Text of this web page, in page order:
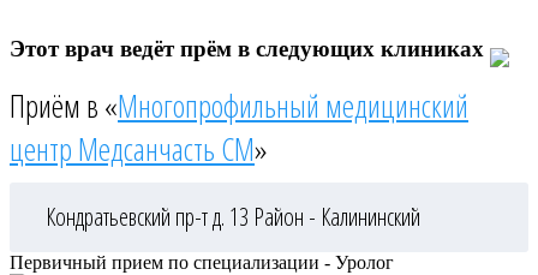
Этот врач ведёт прём в следующих клиниках
Приём в «Многопрофильный медицинский
центр Медсанчасть СМ»
Кондратьевский пр-т д. 13 Район - Калининский
Первичный прием по специализации - Уролог